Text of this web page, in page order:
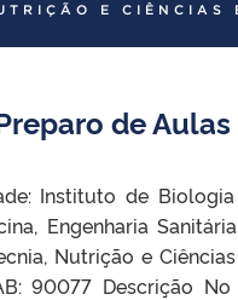
E CIÊNCIAS
de
Instituto de Biologia
Engenharia
Nutrição e
90077 Descrição